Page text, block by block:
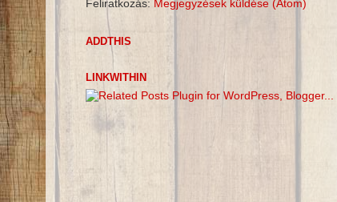
Feliratkozás: Megjegyzések küldése (Atom)
ADDTHIS
LINKWITHIN